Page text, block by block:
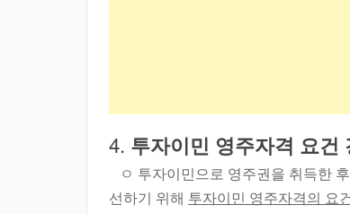
4. 투자이민 영주자격 요건
ㅇ 투자이민으로 영주권을 취득한
선하기 위해 투자이민 영주자격의 요